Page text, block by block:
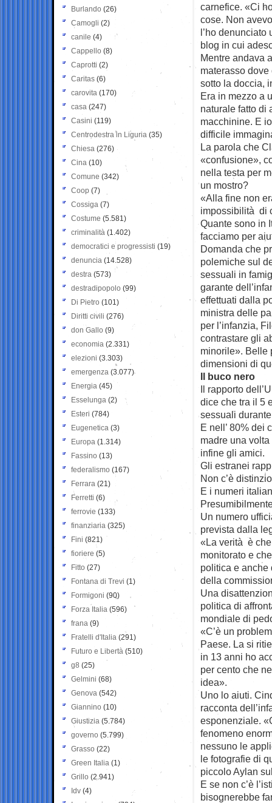
carnefice. «Ci
cose. Non
l’ho denunciato
blog in cui
Mentre andava
materasso
sotto la doccia,
Era in mezzo a
naturale fatto di
macchinine. E
difficile
La parola che
«confusione»,
nella testa per
un mostro?
«Alla fine non
impossibilità di
Quante sono in
facciamo per
Domanda che
polemiche sul
sessuali in
garante
effettuati dalla
ministra delle
per l’infanzia,
contrastare gli
minorile». Belle
dimensioni di
Il buco nero
Il rapporto
dice che tra il 5
sessuali
E nell’ 80% dei
madre una
infine gli amici.
Gli estranei
Non c’è
E i numeri
Un numero
prevista dalla
«La verità è
monitorato e
politica e anche
della
Una
politica di
mondiale di
«C’è un
Paese. La si
in 13 anni ho
per cento che
idea».
Uno lo aiuti.
racconta
esponenziale.
fenomeno
nessuno le
le fotografie di
piccolo Aylan
E se non c’è
bisognerebbe
Burlando (26)
Camogli (2)
canile (4)
Cappello (8)
Caprotti (2)
Caritas (6)
carovita (170)
casa (247)
Casini (119)
Centrodestra in Liguria (35)
Chiesa (276)
Cina (10)
Comune (342)
Coop (7)
Cossiga (7)
Costume (5.581)
criminalità (1.402)
democratici e progressisti (19)
denuncia (14.528)
destra (573)
destradipopolo (99)
Di Pietro (101)
Diritti civili (276)
don Gallo (9)
economia (2.331)
elezioni (3.303)
emergenza (3.077)
Energia (45)
Esselunga (2)
Esteri (784)
Eugenetica (3)
Europa (1.314)
Fassino (13)
federalismo (167)
Ferrara (21)
Ferretti (6)
ferrovie (133)
finanziaria (325)
Fini (821)
fioriere (5)
Fitto (27)
Fontana di Trevi (1)
Formigoni (90)
Forza Italia (596)
frana (9)
Fratelli d'Italia (291)
Futuro e Libertà (510)
g8 (25)
Gelmini (68)
Genova (542)
Giannino (10)
Giustizia (5.784)
governo (5.799)
Grasso (22)
Green Italia (1)
Grillo (2.941)
Idv (4)